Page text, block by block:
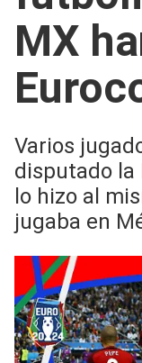
MX
Varios
disputado la
lo hizo al
jugaba en